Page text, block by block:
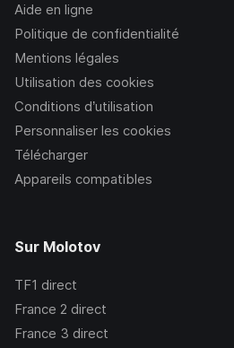
Aide en ligne
Politique de confidentialité
Mentions légales
Utilisation des cookies
Conditions d’utilisation
Personnaliser les cookies
Télécharger
Appareils compatibles
Sur Molotov
TF1 direct
France 2 direct
France 3 direct